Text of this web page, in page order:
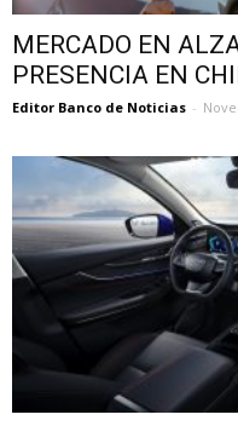
MERCADO EN
PRESENCIA EN
Editor Banco de Noticias -